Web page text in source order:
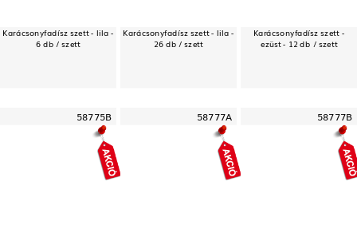
Karácsonyfadísz szett - lila -
6 db / szett
Karácsonyfadísz szett - lila -
26 db / szett
Karácsonyfadísz szett -
ezüst - 12 db / szett
58775B 58777A 58777B